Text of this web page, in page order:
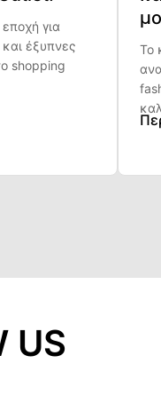
εποχή για
έξυπνες
shopping
Το
US